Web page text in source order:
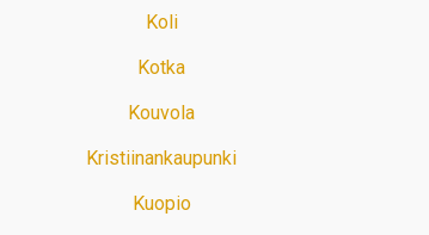
Koli
Kotka
Kouvola
Kristiinankaupunki
Kuopio